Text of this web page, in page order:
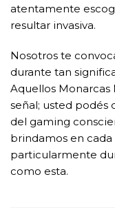
atentamente
resultar invasiva.
Nosotros te
durante tan
Aquellos
señal; usted podés
del gaming
brindamos en
particularmente
como esta.